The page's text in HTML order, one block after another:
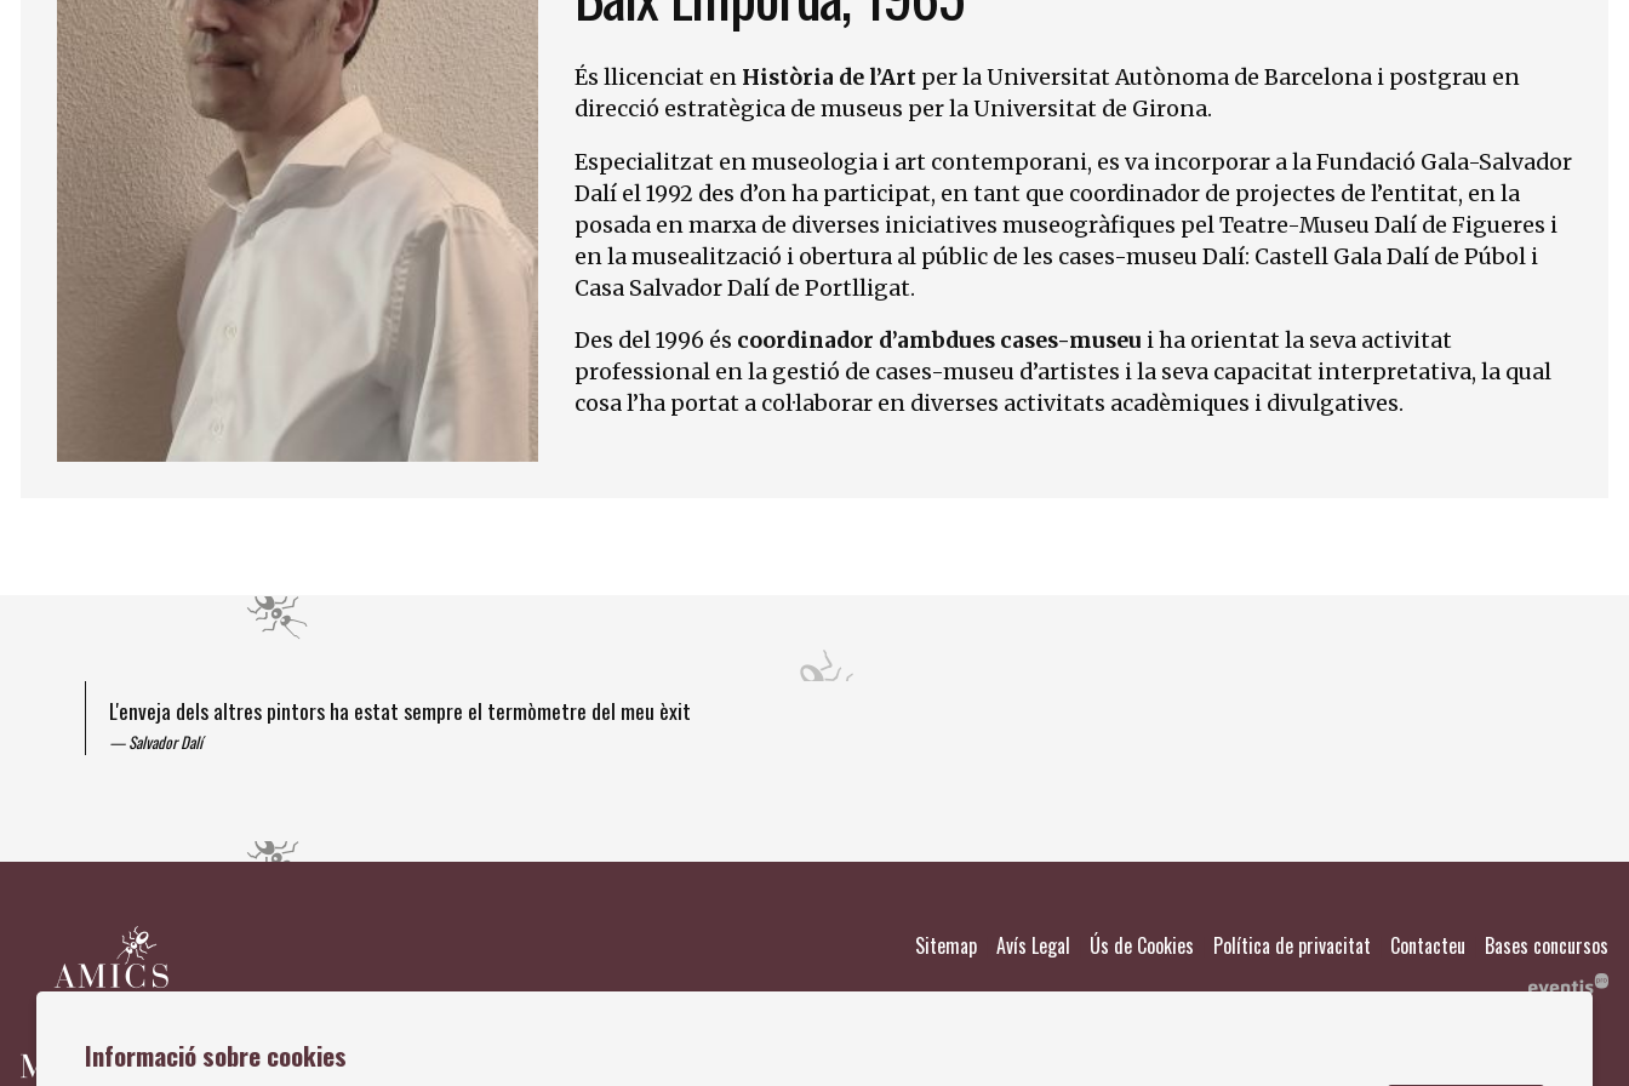
És llicenciat en Història de l’Artper la Universitat Autònoma de Barcelona i postgrau en
direcció estratègica de museus per la Universitat de Girona.
Especialitzat en museologia i art contemporani, es va incorporar a la Fundació Gala-Salvador
Dalí el 1992 des d’on ha participat, en tant que coordinador de projectes de l’entitat, en la
posada en marxa de diverses iniciatives museogràfiques pel Teatre-Museu Dalí de Figueres i
en la musealització i obertura al públic de les cases-museu Dalí: Castell Gala Dalí de Púbol i
Casa Salvador Dalí de Portlligat.
Des del 1996 és coordinador d’ambdues cases-museu i ha orientat la seva activitat
professional en la gestió de cases-museu d’artistes i la seva capacitat interpretativa, la qual
cosa l’ha portat a col·laborar en diverses activitats acadèmiques i divulgatives.
L'enveja dels altres pintors ha estat sempre el termòmetre del meu èxit
Salvador Dalí
Sitemap Avís Legal Ús de Cookies Política de privacitat Contacteu Bases concursos
Informació sobre cookies